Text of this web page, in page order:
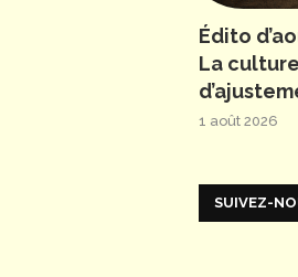
Édito
La
1 août 2026
SUIVEZ-